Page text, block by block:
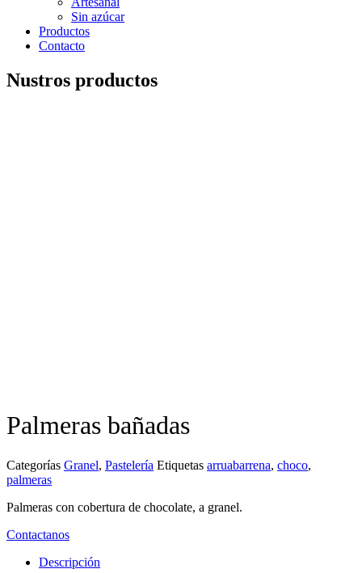
Sin azúcar
Productos
Contacto
Nustros productos
Palmeras bañadas
Categorías Granel, Pastelería Etiquetas arruabarrena, choco,
palmeras
Palmeras con cobertura de chocolate, a granel.
Contactanos
Descripción